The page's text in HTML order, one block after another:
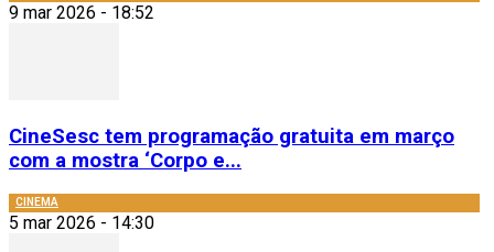
9 mar 2026 - 18:52
CineSesc tem programação gratuita em março
com a mostra ‘Corpo e...
CINEMA
5 mar 2026 - 14:30